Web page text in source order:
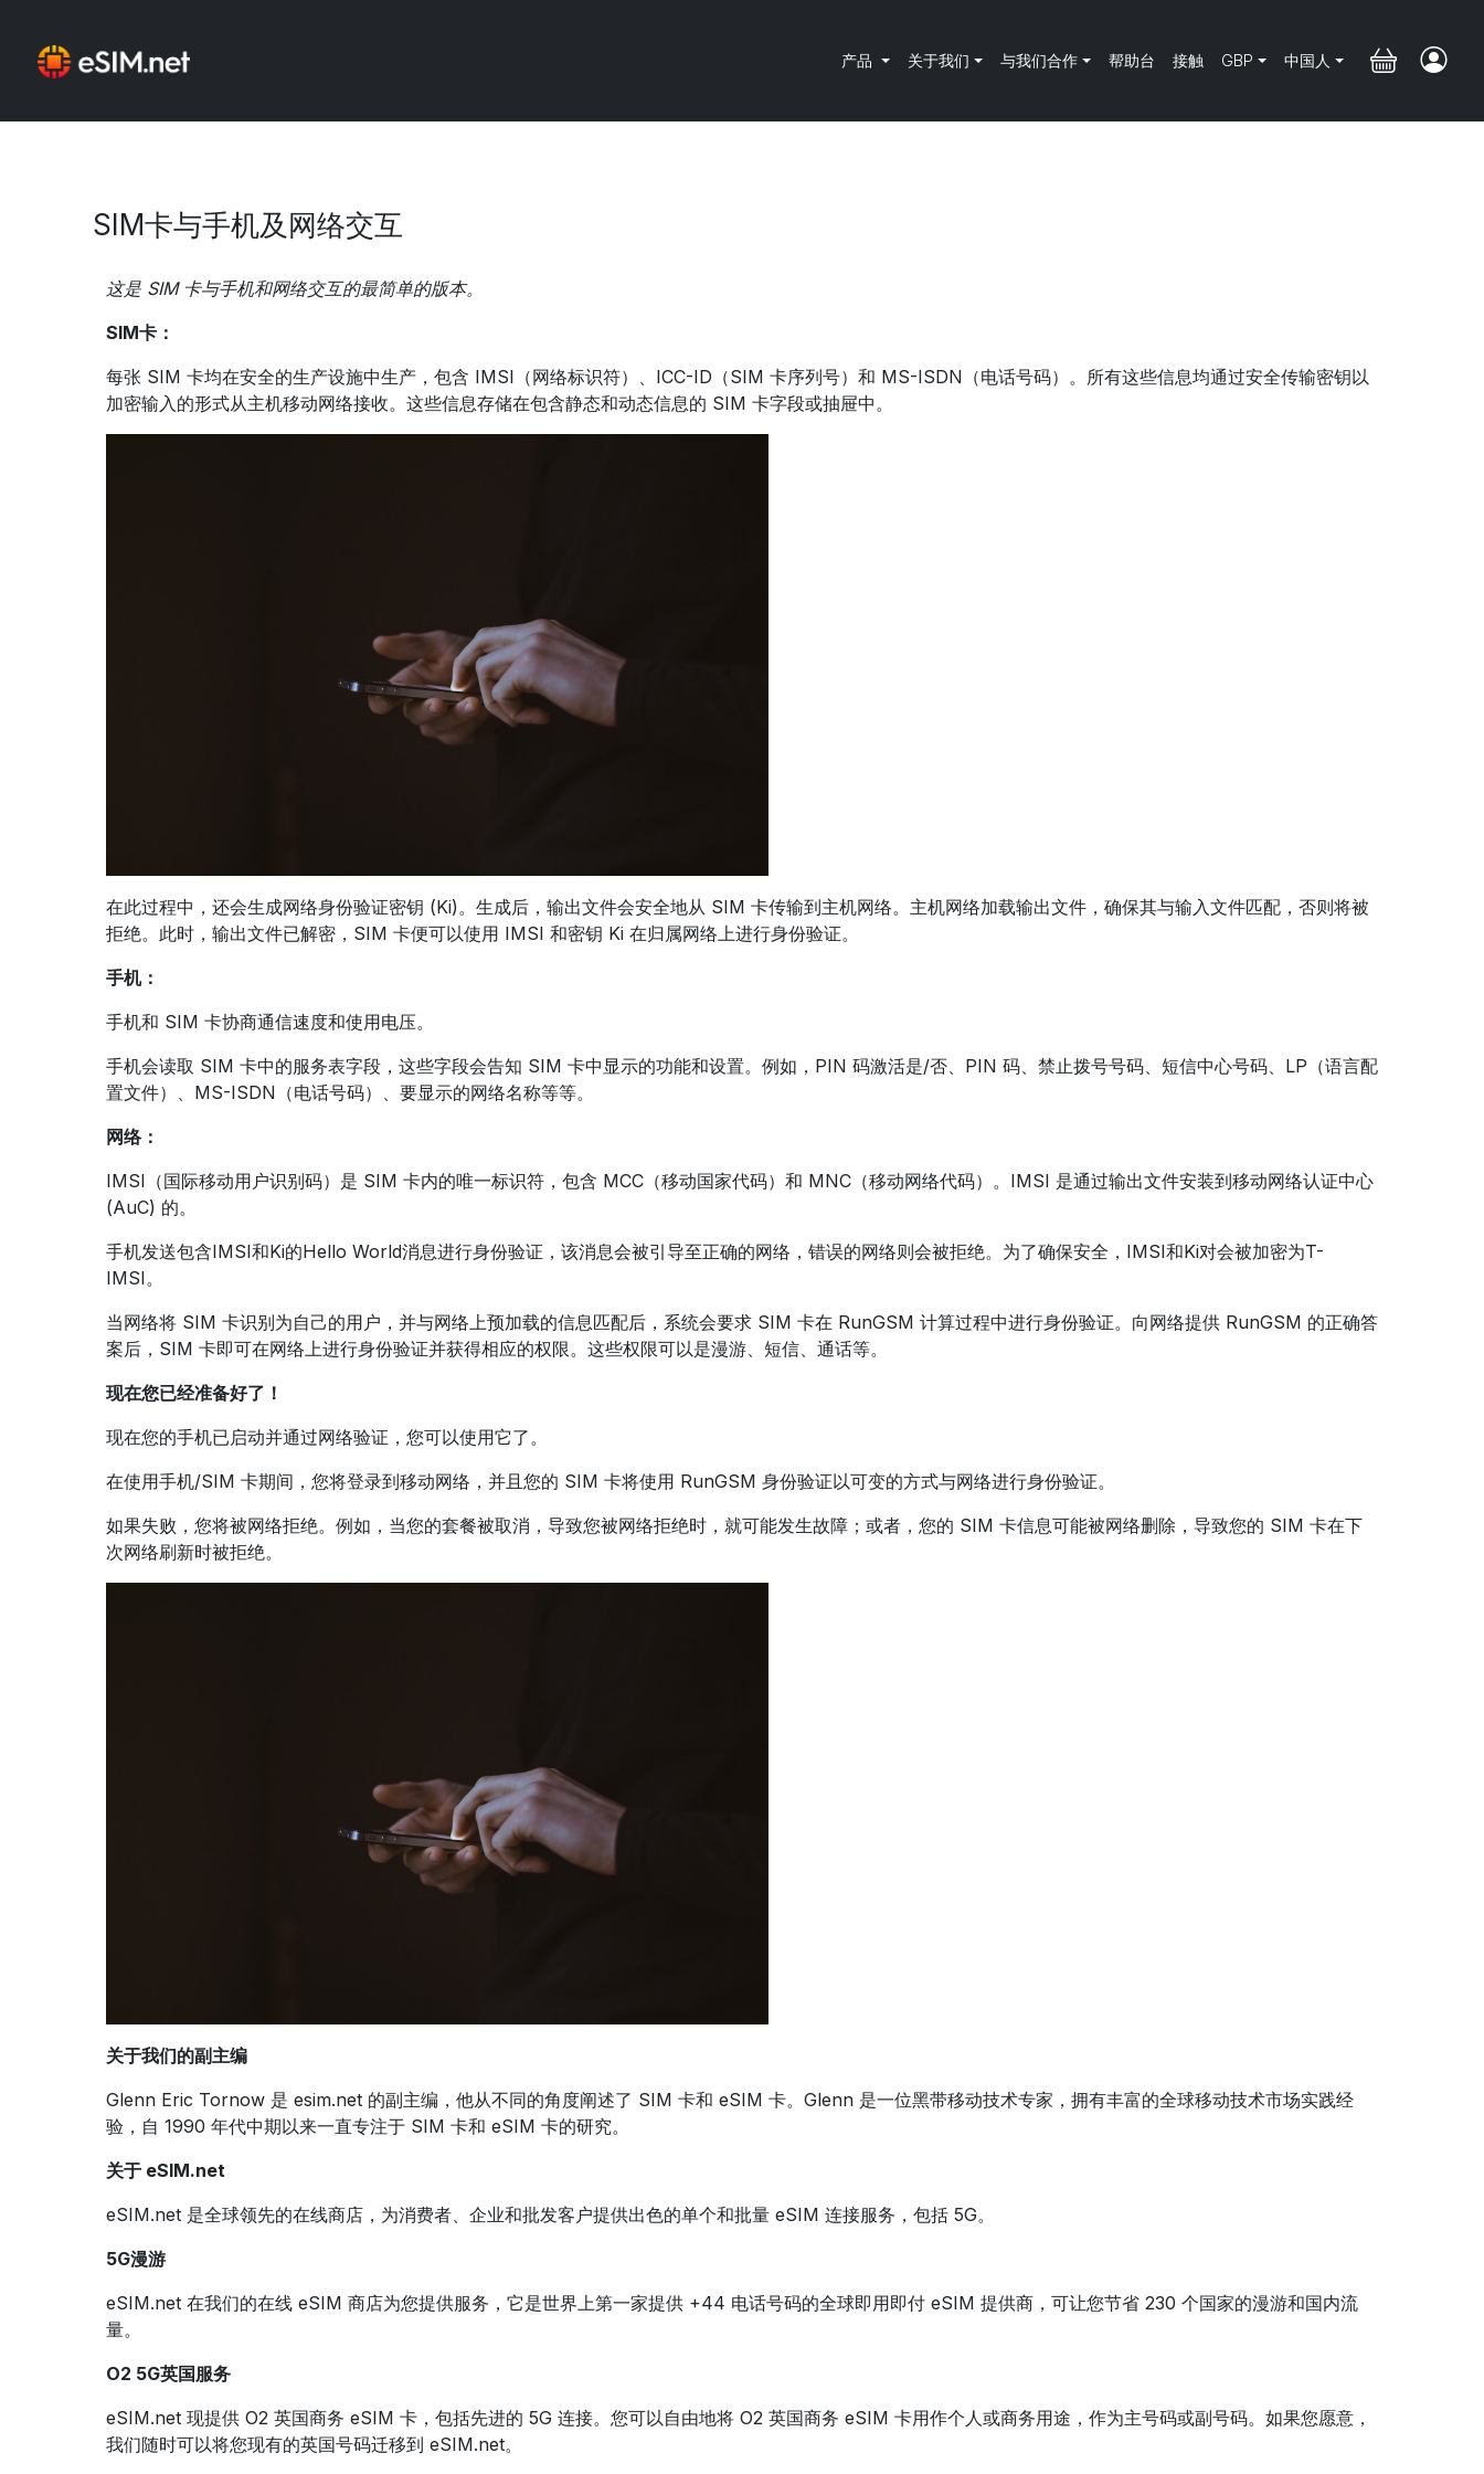
产品 关于我们 与我们合作 帮助台 接触 GBP 中国人
SIM卡与手机及网络交互
这是 SIM 卡与手机和网络交互的最简单的版本。
SIM卡：
每张 SIM 卡均在安全的生产设施中生产，包含 IMSI（网络标识符）、ICC-ID（SIM 卡序列号）和 MS-ISDN（电话号码）。所有这些信息均通过安全传输密钥以
加密输入的形式从主机移动网络接收。这些信息存储在包含静态和动态信息的 SIM 卡字段或抽屉中。
在此过程中，还会生成网络身份验证密钥 (Ki)。生成后，输出文件会安全地从 SIM 卡传输到主机网络。主机网络加载输出文件，确保其与输入文件匹配，否则将被
拒绝。此时，输出文件已解密，SIM 卡便可以使用 IMSI 和密钥 Ki 在归属网络上进行身份验证。
手机：
手机和 SIM 卡协商通信速度和使用电压。
手机会读取 SIM 卡中的服务表字段，这些字段会告知 SIM 卡中显示的功能和设置。例如，PIN 码激活是/否、PIN 码、禁止拨号号码、短信中心号码、LP（语言配
置文件）、MS-ISDN（电话号码）、要显示的网络名称等等。
网络：
IMSI（国际移动用户识别码）是 SIM 卡内的唯一标识符，包含 MCC（移动国家代码）和 MNC（移动网络代码）。IMSI 是通过输出文件安装到移动网络认证中心
(AuC) 的。
手机发送包含IMSI和Ki的Hello World消息进行身份验证，该消息会被引导至正确的网络，错误的网络则会被拒绝。为了确保安全，IMSI和Ki对会被加密为T-
IMSI。
当网络将 SIM 卡识别为自己的用户，并与网络上预加载的信息匹配后，系统会要求 SIM 卡在 RunGSM 计算过程中进行身份验证。向网络提供 RunGSM 的正确答
案后，SIM 卡即可在网络上进行身份验证并获得相应的权限。这些权限可以是漫游、短信、通话等。
现在您已经准备好了！
现在您的手机已启动并通过网络验证，您可以使用它了。
在使用手机/SIM 卡期间，您将登录到移动网络，并且您的 SIM 卡将使用 RunGSM 身份验证以可变的方式与网络进行身份验证。
如果失败，您将被网络拒绝。例如，当您的套餐被取消，导致您被网络拒绝时，就可能发生故障；或者，您的 SIM 卡信息可能被网络删除，导致您的 SIM 卡在下
次网络刷新时被拒绝。
关于我们的副主编
Glenn Eric Tornow 是 esim.net 的副主编，他从不同的角度阐述了 SIM 卡和 eSIM 卡。Glenn 是一位黑带移动技术专家，拥有丰富的全球移动技术市场实践经
验，自 1990 年代中期以来一直专注于 SIM 卡和 eSIM 卡的研究。
关于 eSIM.net
eSIM.net 是全球领先的在线商店，为消费者、企业和批发客户提供出色的单个和批量 eSIM 连接服务，包括 5G。
5G漫游
eSIM.net 在我们的在线 eSIM 商店为您提供服务，它是世界上第一家提供 +44 电话号码的全球即用即付 eSIM 提供商，可让您节省 230 个国家的漫游和国内流
量。
O2 5G英国服务
eSIM.net 现提供 O2 英国商务 eSIM 卡，包括先进的 5G 连接。您可以自由地将 O2 英国商务 eSIM 卡用作个人或商务用途，作为主号码或副号码。如果您愿意，
我们随时可以将您现有的英国号码迁移到 eSIM.net。